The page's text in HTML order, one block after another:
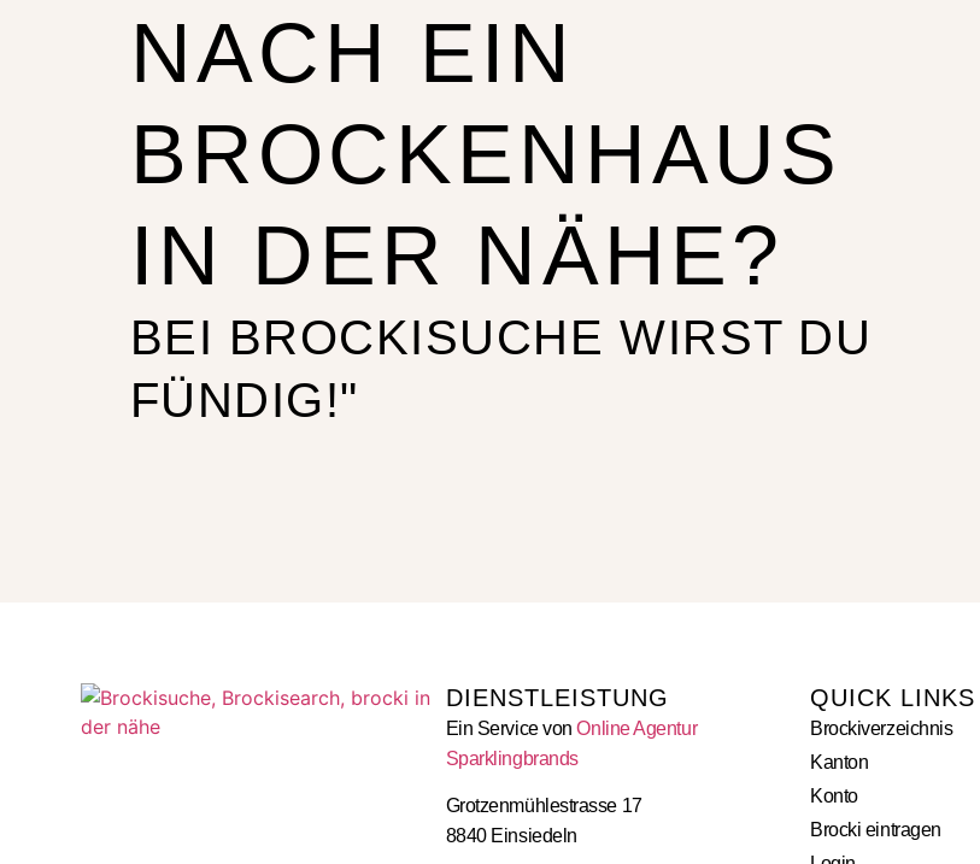
NACH EIN
BROCKENHAUS
IN DER NÄHE?
BEI BROCKISUCHE WIRST DU
FÜNDIG!"
DIENSTLEISTUNG
Ein Service vonOnline Agentur
Sparklingbrands
Grotzenmühlestrasse 17
8840 Einsiedeln
QUICK LINKS
Brockiverzeichnis
Kanton
Konto
Brocki eintragen